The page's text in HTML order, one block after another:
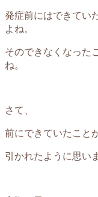
発症前にはできてい
よね。
そのできなくなった
ね。
さて、
前にできていたこと
引かれたように思い